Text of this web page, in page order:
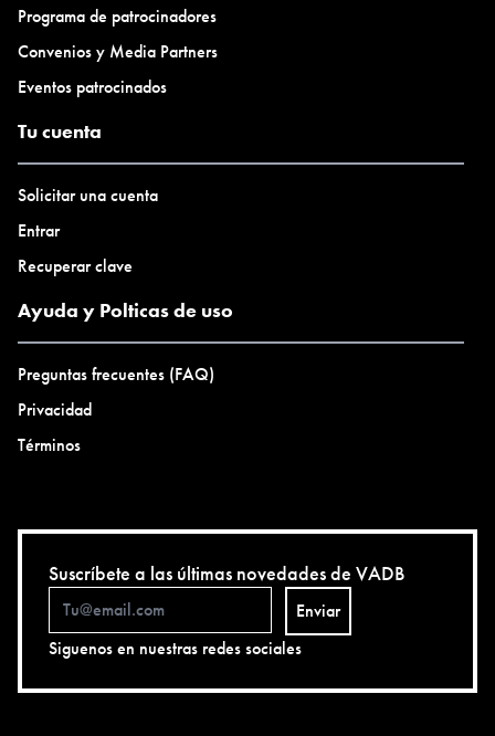
Programa de patrocinadores
Convenios y Media Partners
Eventos patrocinados
Tu cuenta
Solicitar una cuenta
Entrar
Recuperar clave
Ayuda y Polticas de uso
Preguntas frecuentes (FAQ)
Privacidad
Términos
Suscríbete a las últimas novedades de VADB
Enviar
Siguenos en nuestras redes sociales